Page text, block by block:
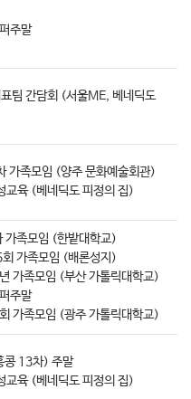
주말
팀 간담회 (서울ME, 베네딕도
족모임 (양주 문화예술회관)
육 (베네딕도 피정의 집)
족모임 (한밭대학교)
가족모임 (배론성지)
가족모임 (부산 가톨릭대학교)
주말
가족모임 (광주 가톨릭대학교)
13차) 주말
육 (베네딕도 피정의 집)